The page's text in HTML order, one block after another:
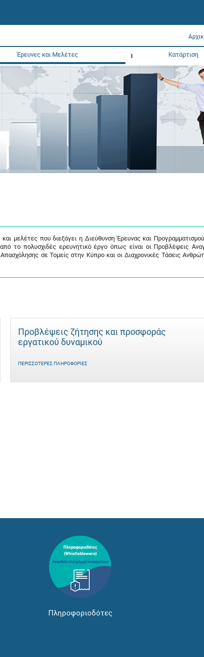
Έρευνες και Μελέτες Κατάρτιση
μελέτες που διεξάγει η Διεύθυνση Έρευνας και
το πολυσχιδές ερευνητικό έργο όπως είναι οι Προβλέψεις
σε Τομείς στην Κύπρο και οι Διαχρονικές Τάσεις
Προβλέψεις ζήτησης και προσφοράς
εργατικού δυναμικού
ΠΕΡΙΣΣΌΤΕΡΕΣ ΠΛΗΡΟΦΟΡΊΕΣ
Πληροφοριοδότες